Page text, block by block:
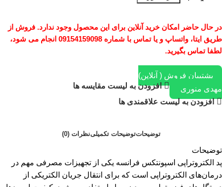
در حال حاضر امکان خرید آنلاین برای این محصول وجود ندارد. فروش از
طریق ایتا، واتساپ و یا تماس با شماره 09154159098 انجام می شود،
لطفا تماس بگیرید.
پشتیبان فروش ( آنلاین)
مهدی منوری
افزودن به لیست مقایسه ها
افزودن به لیست علاقمندی ها
توضیحاتتوضیحات تکمیلینظرات (0)
توضیحات
پد الکتروتراپی اسپونتکس فرانسه یکی از تجهیزات مصرفی مهم در
درمان‌های الکتروتراپی است که برای انتقال جریان الکتریکی از